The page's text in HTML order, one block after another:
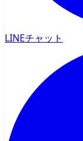
LINEチャット